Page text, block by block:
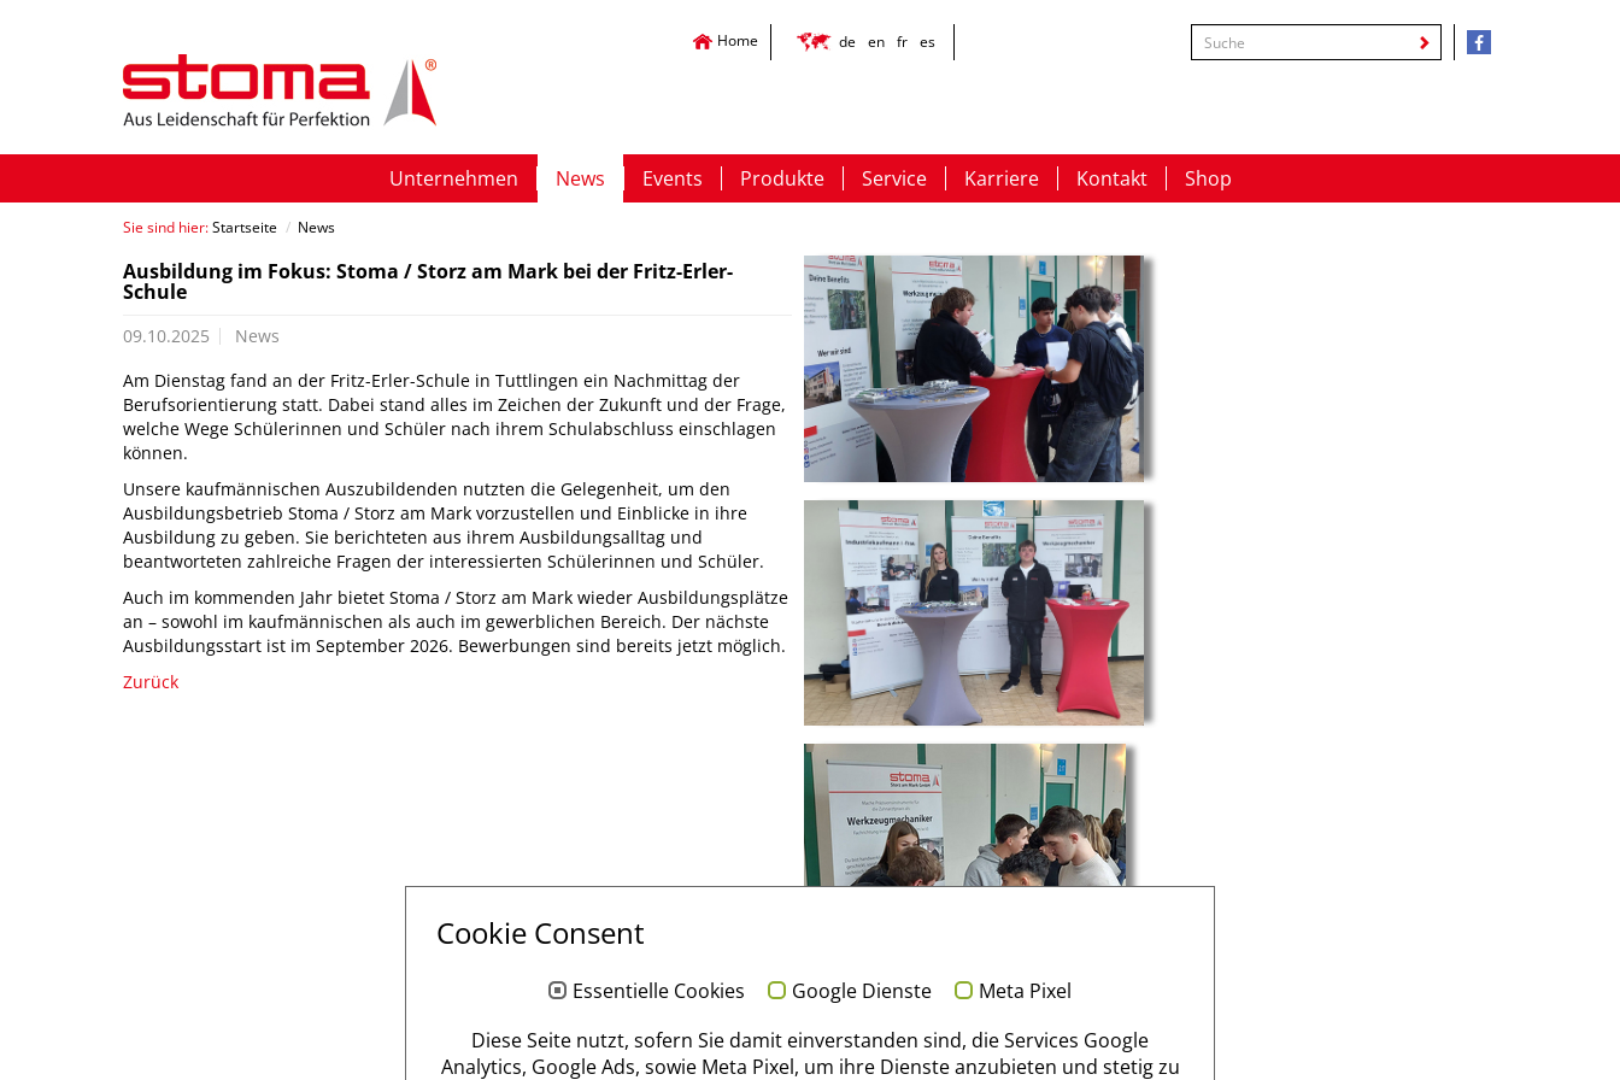
Sie sind hier:Startseite / News
Ausbildung im Fokus: Stoma / Storz am Mark bei der Fritz-Erler-
Schule
09.10.2025
News
Am Dienstag fand an der Fritz-Erler-Schule in Tuttlingen ein Nachmittag der
Berufsorientierung statt. Dabei stand alles im Zeichen der Zukunft und der Frage,
welche Wege Schülerinnen und Schüler nach ihrem Schulabschluss einschlagen
können.
Unsere kaufmännischen Auszubildenden nutzten die Gelegenheit, um den
Ausbildungsbetrieb Stoma / Storz am Mark vorzustellen und Einblicke in ihre
Ausbildung zu geben. Sie berichteten aus ihrem Ausbildungsalltag und
beantworteten zahlreiche Fragen der interessierten Schülerinnen und Schüler.
Auch im kommenden Jahr bietet Stoma / Storz am Mark wieder Ausbildungsplätze
an – sowohl im kaufmännischen als auch im gewerblichen Bereich. Der nächste
Ausbildungsstart ist im September 2026. Bewerbungen sind bereits jetzt möglich.
Zurück
Cookie Consent
Essentielle Cookies Google Dienste
Meta Pixel
Diese Seite nutzt, sofern Sie damit einverstanden sind, die Services Google
Analytics, Google Ads, sowie Meta Pixel, um ihre Dienste anzubieten und stetig zu
Home de en fr es
Unternehmen News Events Produkte Service Karriere Kontakt Shop